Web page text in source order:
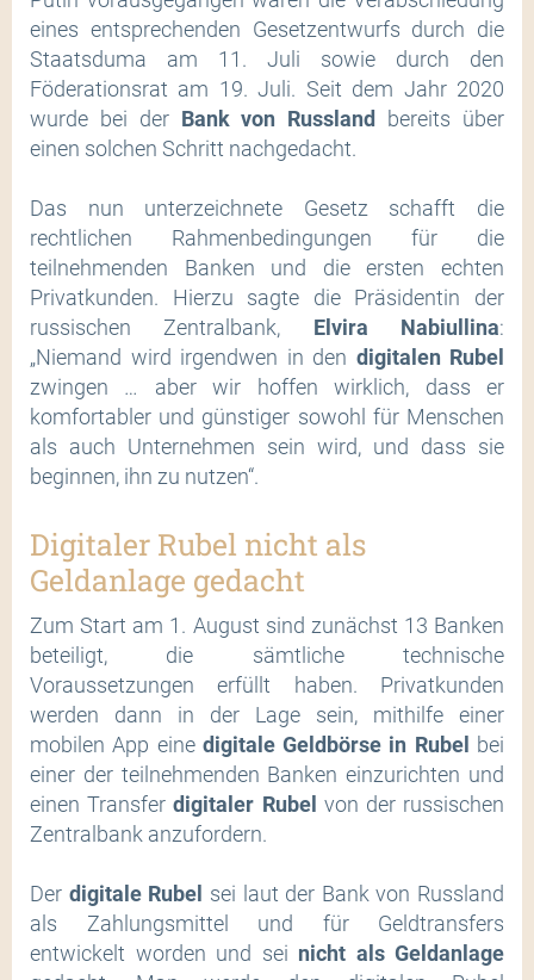
eines entsprechenden Gesetzentwurfs durch die
Staatsduma am 11. Juli sowie durch den
Föderationsrat am 19. Juli. Seit dem Jahr 2020
wurde bei der Bank von Russland
bereits über
einen solchen Schritt nachgedacht.
Das nun unterzeichnete Gesetz schafft die
rechtlichen Rahmenbedingungen für die
teilnehmenden Banken und die ersten echten
Privatkunden. Hierzu sagte die Präsidentin der
russischen Zentralbank, Elvira Nabiullina:
„Niemand wird irgendwen in den digitalen Rubel
zwingen … aber wir hoffen wirklich, dass er
komfortabler und günstiger sowohl für Menschen
als auch Unternehmen sein wird, und dass sie
beginnen, ihn zu nutzen“.
Digitaler Rubel nicht als
Geldanlage gedacht
Zum Start am 1. August sind zunächst 13 Banken
beteiligt, die sämtliche technische
Voraussetzungen erfüllt haben. Privatkunden
werden dann in der Lage sein, mithilfe einer
mobilen App eine digitale Geldbörse in Rubel
bei
einer der teilnehmenden Banken einzurichten und
einen Transferdigitaler Rubel von der russischen
Zentralbank anzufordern.
Der digitale Rubel sei laut der Bank von Russland
als Zahlungsmittel und für Geldtransfers
entwickelt worden und sei nicht als Geldanlage